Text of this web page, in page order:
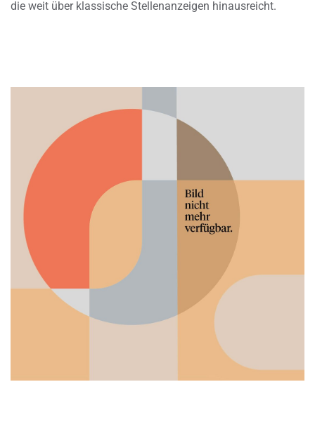
die weit über klassische Stellenanzeigen hinausreicht.